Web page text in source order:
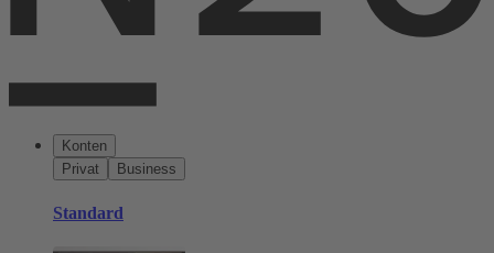
Konten
Privat
Business
Standard